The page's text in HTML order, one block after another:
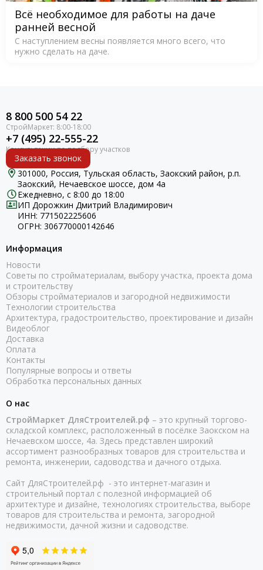
Всё необходимое для работы на даче
ранней весной
С наступлением весны появляется много всего, что
нужно сделать на даче.
8 800 500 54 22
+7 (495) 22-555-22
Заказать звонок
301000, Россия, Тульская область, Заокский район, р.п.
Заокский, Нечаевское шоссе, дом 4а
Ежедневно, с 8:00 до 18:00
ИП Дорожкин Дмитрий Владимирович
ИНН: 771502225606
ОГРН: 306770000142646
Информация
Новости
Советы по стройматериалам, выбору участка, проекта дома
и строительству
Обзоры стройматериалов и загородной недвижимости
Технологии строительства
Архитектура, градостроительство, проектирование и дизайн
Видеоблог
Доставка
Оплата
Контакты
Популярные вопросы и ответы
Обработка персональных данных
О нас
СтройМаркет ДляСтроителей.рф – это крупный торгово-
складской комплекс, расположенный в посёлке Заокском на
Нечаевском шоссе, 4а. Здесь представлен широкий
ассортимент разнообразных товаров для строительства и
ремонта, инженерии, садоводства и дачного отдыха.
Сайт ДляСтроителей.рф - это интернет-магазин и
строительный портал с полезной информацией об
архитектуре и дизайне, технологиях строительства, выборе
товаров для строительства и ремонта, загородной
недвижимости, дачной жизни и садоводстве.